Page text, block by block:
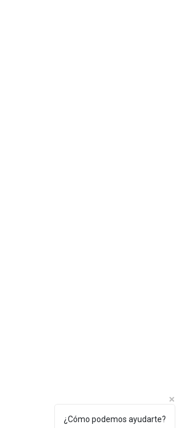
¿Cómo podemos ayudarte?